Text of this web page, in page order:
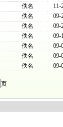
佚名
11-
佚名
09-
佚名
09-
佚名
09-
佚名
09-
佚名
09-
佚名 09-
页